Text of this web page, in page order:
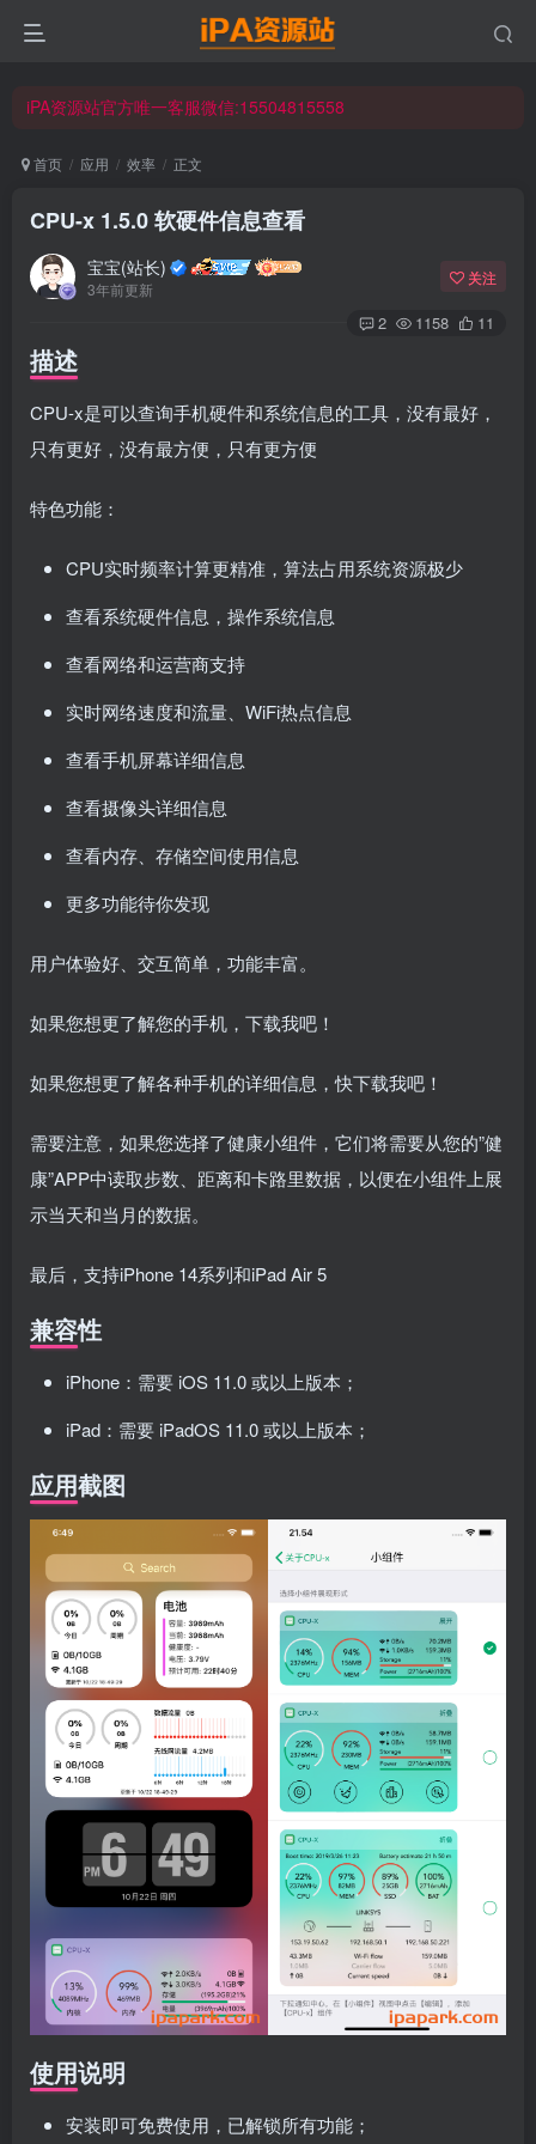
iPA资源站官方唯一客服微信:15504815558
iPA资源站官方唯一客服微信:15504815558
首页 应用 效率 正文
CPU-x 1.5.0 软硬件信息查看
宝宝(站长)
3年前更新
关注
2 1158 11
描述
CPU-x是可以查询手机硬件和系统信息的工具，没有最好，
只有更好，没有最方便，只有更方便
特色功能：
CPU实时频率计算更精准，算法占用系统资源极少
查看系统硬件信息，操作系统信息
查看网络和运营商支持
实时网络速度和流量、WiFi热点信息
查看手机屏幕详细信息
查看摄像头详细信息
查看内存、存储空间使用信息
更多功能待你发现
用户体验好、交互简单，功能丰富。
如果您想更了解您的手机，下载我吧！
如果您想更了解各种手机的详细信息，快下载我吧！
需要注意，如果您选择了健康小组件，它们将需要从您的”健
康”APP中读取步数、距离和卡路里数据，以便在小组件上展
示当天和当月的数据。
最后，支持iPhone 14系列和iPad Air 5
兼容性
iPhone：需要 iOS 11.0 或以上版本；
iPad：需要 iPadOS 11.0 或以上版本；
应用截图
使用说明
安装即可免费使用，已解锁所有功能；